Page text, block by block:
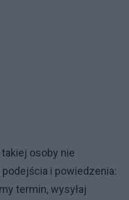
osoby nie
i powiedzenia:
termin, wysyłaj